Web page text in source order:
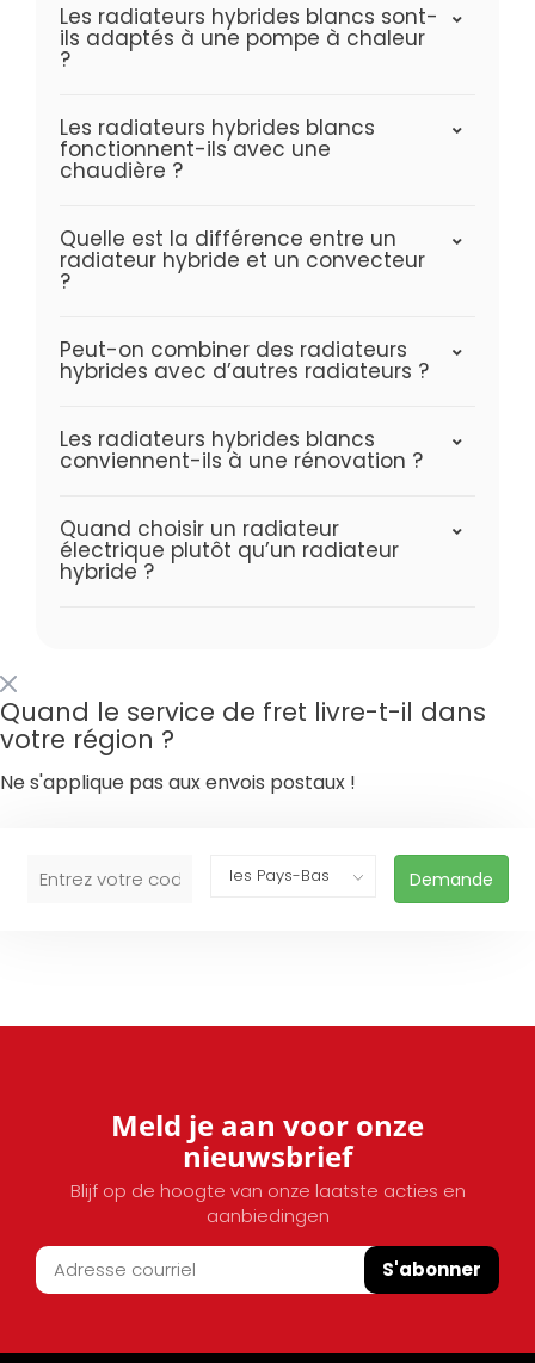
Les radiateurs hybrides blancs sont-
ils adaptés à une pompe à chaleur
?
Les radiateurs hybrides blancs
fonctionnent-ils avec une
chaudière ?
Quelle est la différence entre un
radiateur hybride et un convecteur
?
Peut-on combiner des radiateurs
hybrides avec d’autres radiateurs ?
Les radiateurs hybrides blancs
conviennent-ils à une rénovation ?
Quand choisir un radiateur
électrique plutôt qu’un radiateur
hybride ?
Quand le service de fret livre-t-il dans
votre région ?
Ne s'applique pas aux envois postaux !
Demande
Meld je aan voor onze
nieuwsbrief
Blijf op de hoogte van onze laatste acties en
aanbiedingen
S'abonner